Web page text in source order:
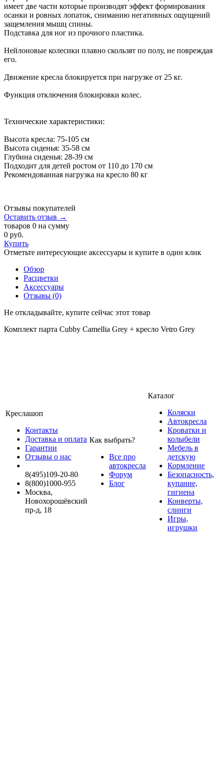
имеет две части которые производят эффект формирования
осанки и ровных лопаток, сниманию негативных ощущений
защемления мышц спины.
Подставка для ног из прочного пластика.
Нейлоновые колесики плавно скользят по полу, не повреждая
его.
Движение кресла блокируется при нагрузке от 25 кг.
Функция отключения блокировки колес.
Технические характеристики:
Высота кресла: 75-105 см
Высота сиденья: 35-58 см
Глубина сиденья: 28-39 см
Подходит для детей ростом от 110 до 170 см
Рекомендованная нагрузка на кресло 80 кг
Отзывы покупателей
Оставить отзыв →
товаров 0 на сумму
0 руб.
Купить
Отметьте интересующие аксессуары и купите в один клик
Обзор
Расцветки
Аксессуары
Отзывы (0)
Не откладывайте, купите сейчас этот товар
Комплект парта Cubby Camellia Grey + кресло Vetro Grey
Креслашоп
Контакты
Доставка и оплата
Гарантии
Отзывы о нас
8(495)109-20-80
8(800)1000-955
Москва,
Новохорошёвский
пр-д, 18
Как выбрать?
Все про
автокресла
Форум
Блог
Каталог
Коляски
Автокресла
Кроватки и
колыбели
Мебель в
детскую
Кормление
Безопасность,
купание,
гигиена
Конверты,
слинги
Игры,
игрушки